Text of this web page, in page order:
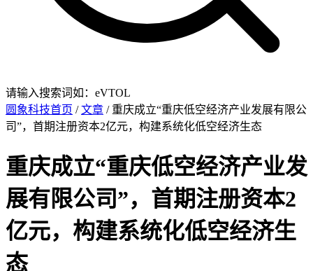
请输入搜索词如：eVTOL
圆象科技首页 /文章 / 重庆成立“重庆低空经济产业发展有限公
司”，首期注册资本2亿元，构建系统化低空经济生态
重庆成立“重庆低空经济产业发
展有限公司”，首期注册资本2
亿元，构建系统化低空经济生
态